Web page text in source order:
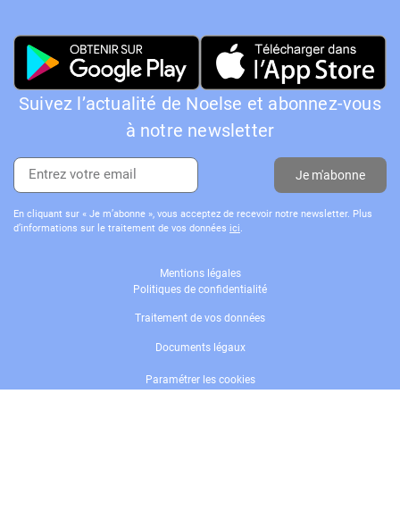
Suivez l’actualité de Noelse et abonnez-vous
à notre newsletter
Je m'abonne
En cliquant sur « Je m’abonne », vous acceptez de recevoir notre newsletter. Plus
d’informations sur le traitement de vos données ici
Mentions légales
Politiques de confidentialité
Traitement de vos données
Documents légaux
Paramétrer les cookies